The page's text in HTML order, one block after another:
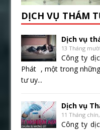
DỊCH VỤ THÁM
Dịch vụ
13 Tháng
Công ty
Phát , một trong
tư uy...
Dịch vụ
11 Tháng
Công ty